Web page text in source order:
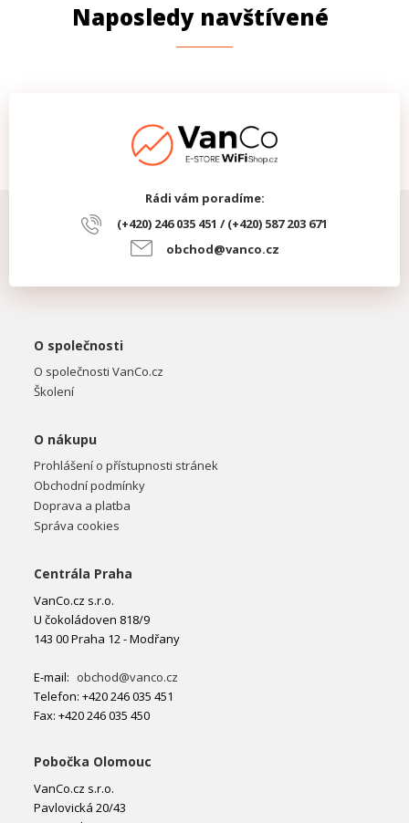
Naposledy navštívené
Rádi vám poradíme:
(+420) 246 035 451 / (+420) 587 203 671
obchod@vanco.cz
O společnosti
O společnosti VanCo.cz
Školení
O nákupu
Prohlášení o přístupnosti stránek
Obchodní podmínky
Doprava a platba
Správa cookies
Centrála Praha
VanCo.cz s.r.o.
U čokoládoven 818/9
143 00 Praha 12 - Modřany
E-mail: obchod@vanco.cz
Telefon: +420 246 035 451
Fax: +420 246 035 450
Pobočka Olomouc
VanCo.cz s.r.o.
Pavlovická 20/43